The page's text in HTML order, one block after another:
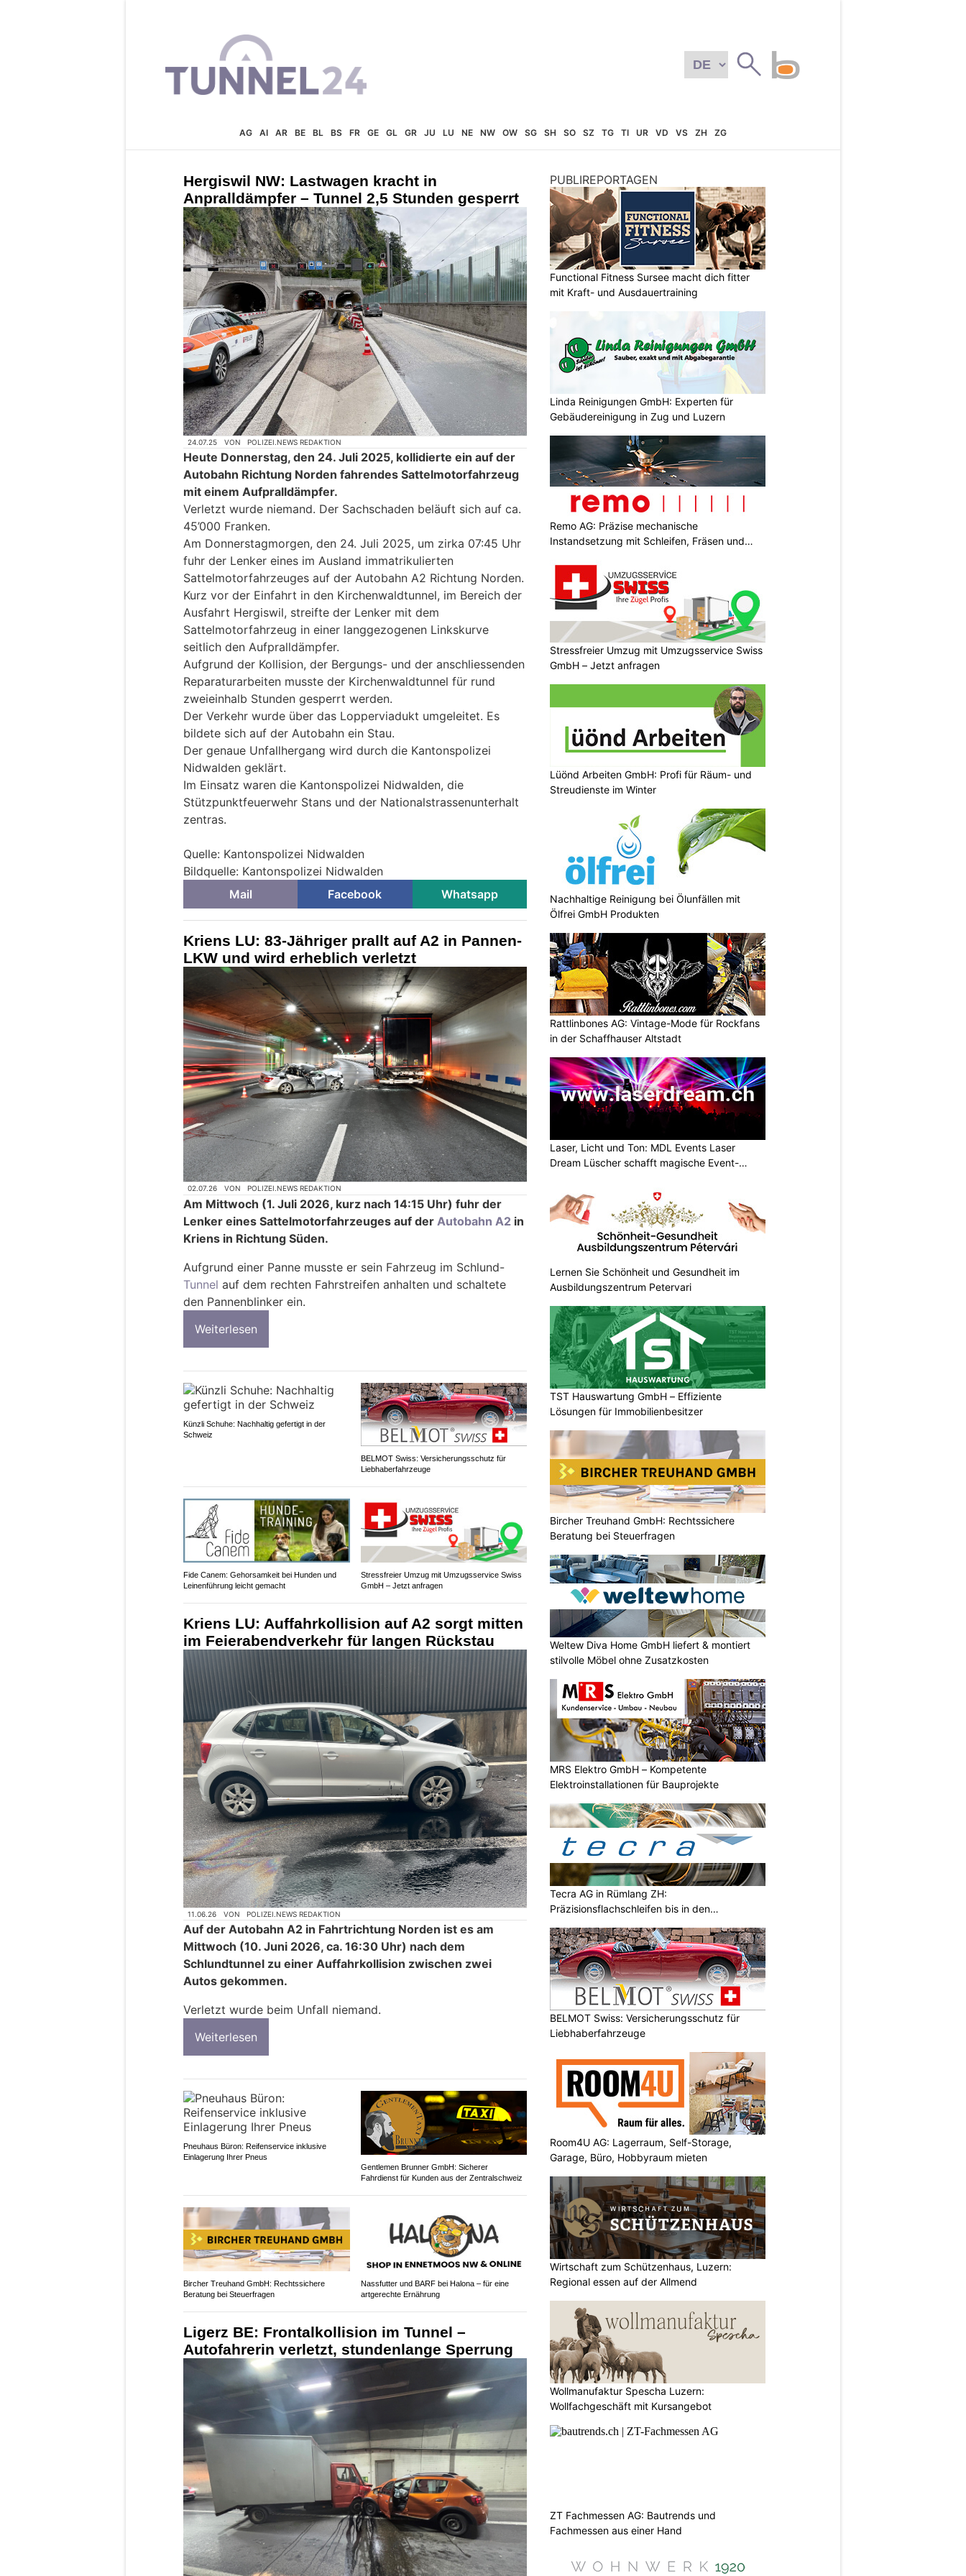
AG AI AR BE BL BS FR GE GL GR JU LU NE NW OW SG SH SO SZ TG TI UR VD VS ZH ZG
Hergiswil NW: Lastwagen kracht in
Anpralldämpfer – Tunnel 2,5 Stunden gesperrt
24.07.25 VON POLIZEI.NEWS REDAKTION
Heute Donnerstag, den 24. Juli 2025, kollidierte ein auf der
Autobahn Richtung Norden fahrendes Sattelmotorfahrzeug
mit einem Aufpralldämpfer.
Verletzt wurde niemand. Der Sachschaden beläuft sich auf ca.
45’000 Franken.
Am Donnerstagmorgen, den 24. Juli 2025, um zirka 07:45 Uhr
fuhr der Lenker eines im Ausland immatrikulierten
Sattelmotorfahrzeuges auf der Autobahn A2 Richtung Norden.
Kurz vor der Einfahrt in den Kirchenwaldtunnel, im Bereich der
Ausfahrt Hergiswil, streifte der Lenker mit dem
Sattelmotorfahrzeug in einer langgezogenen Linkskurve
seitlich den Aufpralldämpfer.
Aufgrund der Kollision, der Bergungs- und der anschliessenden
Reparaturarbeiten musste der Kirchenwaldtunnel für rund
zweieinhalb Stunden gesperrt werden.
Der Verkehr wurde über das Lopperviadukt umgeleitet. Es
bildete sich auf der Autobahn ein Stau.
Der genaue Unfallhergang wird durch die Kantonspolizei
Nidwalden geklärt.
Im Einsatz waren die Kantonspolizei Nidwalden, die
Stützpunktfeuerwehr Stans und der Nationalstrassenunterhalt
zentras.
Quelle: Kantonspolizei Nidwalden
Bildquelle: Kantonspolizei Nidwalden
Mail
Facebook Whatsapp
Kriens LU: 83-Jähriger prallt auf A2 in Pannen-
LKW und wird erheblich verletzt
02.07.26 VON POLIZEI.NEWS REDAKTION
Am Mittwoch (1. Juli 2026, kurz nach 14:15 Uhr) fuhr der
Lenker eines Sattelmotorfahrzeuges auf der Autobahn A2 in
Kriens in Richtung Süden.
Aufgrund einer Panne musste er sein Fahrzeug im Schlund-
Tunnel auf dem rechten Fahrstreifen anhalten und schaltete
den Pannenblinker ein.
Weiterlesen
Künzli Schuhe: Nachhaltig gefertigt in der
Schweiz
BELMOT Swiss: Versicherungsschutz für
Liebhaberfahrzeuge
Fide Canem: Gehorsamkeit bei Hunden und
Leinenführung leicht gemacht
Stressfreier Umzug mit Umzugsservice Swiss
GmbH – Jetzt anfragen
Kriens LU: Auffahrkollision auf A2 sorgt mitten
im Feierabendverkehr für langen Rückstau
11.06.26 VON POLIZEI.NEWS REDAKTION
Auf der Autobahn A2 in Fahrtrichtung Norden ist es am
Mittwoch (10. Juni 2026, ca. 16:30 Uhr) nach dem
Schlundtunnel zu einer Auffahrkollision zwischen zwei
Autos gekommen.
Verletzt wurde beim Unfall niemand.
Weiterlesen
Pneuhaus Büron: Reifenservice inklusive
Einlagerung Ihrer Pneus
Gentlemen Brunner GmbH: Sicherer
Fahrdienst für Kunden aus der Zentralschweiz
Bircher Treuhand GmbH: Rechtssichere
Beratung bei Steuerfragen
Nassfutter und BARF bei Halona – für eine
artgerechte Ernährung
Ligerz BE: Frontalkollision im Tunnel –
Autofahrerin verletzt, stundenlange Sperrung
PUBLIREPORTAGEN
Functional Fitness Sursee macht dich fitter
mit Kraft- und Ausdauertraining
Linda Reinigungen GmbH: Experten für
Gebäudereinigung in Zug und Luzern
Remo AG: Präzise mechanische
Instandsetzung mit Schleifen, Fräsen und
Stressfreier Umzug mit Umzugsservice Swiss
GmbH – Jetzt anfragen
Lüönd Arbeiten GmbH: Profi für Räum- und
Streudienste im Winter
Nachhaltige Reinigung bei Ölunfällen mit
Ölfrei GmbH Produkten
Rattlinbones AG: Vintage-Mode für Rockfans
in der Schaffhauser Altstadt
Laser, Licht und Ton: MDL Events Laser
Dream Lüscher schafft magische Event-
Lernen Sie Schönheit und Gesundheit im
Ausbildungszentrum Petervari
TST Hauswartung GmbH – Effiziente
Lösungen für Immobilienbesitzer
Bircher Treuhand GmbH: Rechtssichere
Beratung bei Steuerfragen
Weltew Diva Home GmbH liefert & montiert
stilvolle Möbel ohne Zusatzkosten
MRS Elektro GmbH – Kompetente
Elektroinstallationen für Bauprojekte
Tecra AG in Rümlang ZH:
Präzisionsflachschleifen bis in den
BELMOT Swiss: Versicherungsschutz für
Liebhaberfahrzeuge
Room4U AG: Lagerraum, Self-Storage,
Garage, Büro, Hobbyraum mieten
Wirtschaft zum Schützenhaus, Luzern:
Regional essen auf der Allmend
Wollmanufaktur Spescha Luzern:
Wollfachgeschäft mit Kursangebot
ZT Fachmessen AG: Bautrends und
Fachmessen aus einer Hand